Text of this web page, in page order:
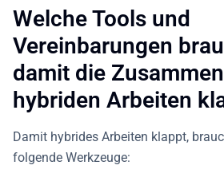
Welche Tools und
Vereinbarungen
damit die
hybriden Arbeiten
Damit hybrides Arbeiten klappt,
folgende Werkzeuge: